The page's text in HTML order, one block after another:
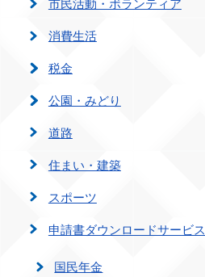
消費生活
税金
公園・みどり
道路
住まい・建築
スポーツ
申請書ダウンロードサービス
国民年金